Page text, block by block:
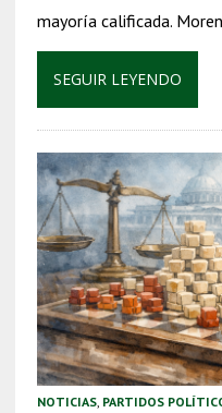
mayoría calificada.
SEGUIR LEYENDO
NOTICIAS, PARTIDOS